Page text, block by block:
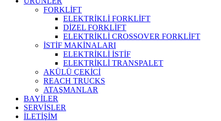
FORKLİFT
ELEKTRİKLİ FORKLİFT
DİZEL FORKLİFT
ELEKTRİKLİ CROSSOVER FORKLİFT
İSTİF MAKİNALARI
ELEKTRİKLİ İSTİF
ELEKTRİKLİ TRANSPALET
AKÜLÜ ÇEKİCİ
REACH TRUCKS
ATAŞMANLAR
BAYİLER
SERVİSLER
İLETİŞİM